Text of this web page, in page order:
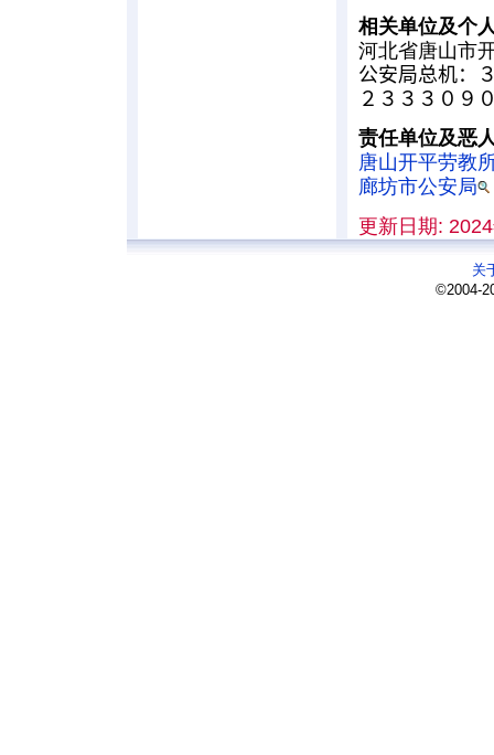
相关单位及个
河北省唐山市
公安局总机：
２３３３０９
责任单位及恶
唐山开平劳教
廊坊市公安局
更新日期:
关
©2004-